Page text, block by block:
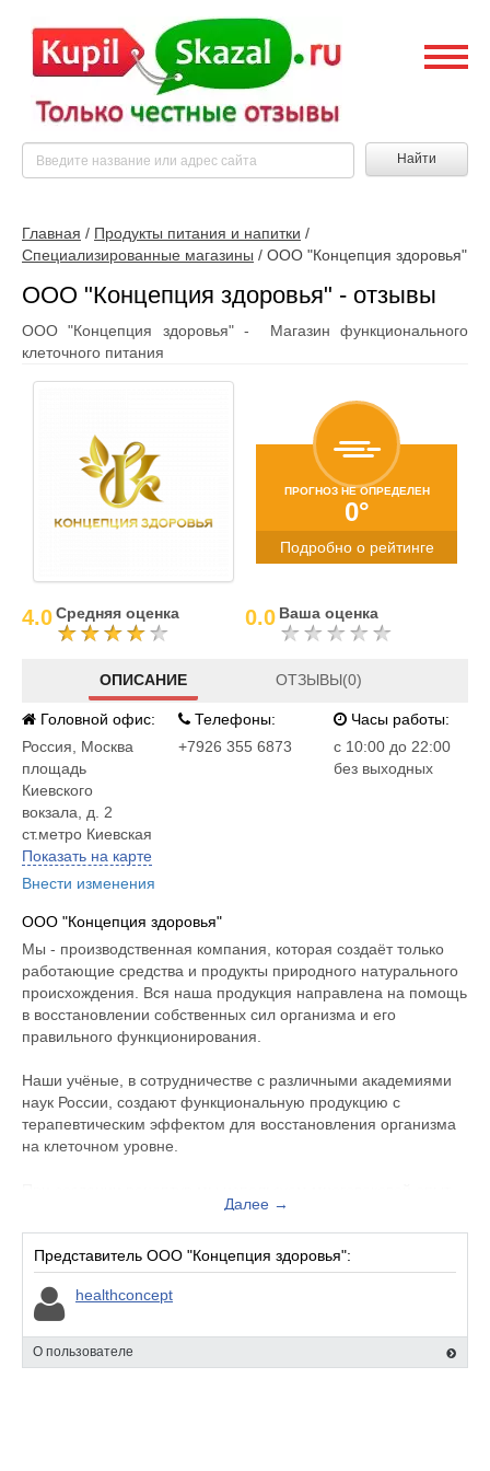
Найти
Главная / Продукты питания и напитки /
Специализированные магазины / ООО "Концепция здоровья"
ООО "Концепция здоровья" - отзывы
ООО "Концепция здоровья" - Магазин функционального
клеточного питания
ПРОГНОЗ НЕ ОПРЕДЕЛЕН
0°
Подробно о рейтинге
4.0Средняя оценка 0.0 Ваша оценка
ОПИСАНИЕ ОТЗЫВЫ(0)
Головной офис:
Россия
Москва
площадь
Киевского
вокзала, д. 2
ст.метро Киевская
Показать на карте
Внести изменения
Телефоны:
+7926 355 6873
Часы работы:
c 10:00 до 22:00
без выходных
ООО "Концепция здоровья"
Мы - производственная компания, которая создаёт только
работающие средства и продукты природного натурального
происхождения. Вся наша продукция направлена на помощь
в восстановлении собственных сил организма и его
правильного функционирования.
Наши учёные, в сотрудничестве с различными академиями
наук России, создают функциональную продукцию с
терапевтическим эффектом для восстановления организма
на клеточном уровне.
целителей прошлого, высокие технологии настоящего и
глубокие познания наших учёных в области геронтологии,
нутрициологии, биохимии, физики и математики.
Наши задачи
1. Вырастить растение с содержанием максимального
количества действующих веществ.
2. Собрать конкретные или абсолютно все вещества из
Далее →
Представитель ООО "Концепция здоровья":
healthconcept
О пользователе